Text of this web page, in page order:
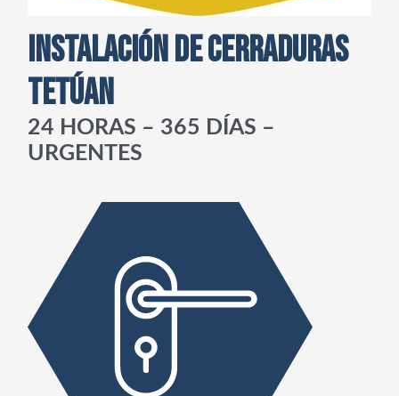
INSTALACIÓN DE CERRADURAS
TETÚAN
24 HORAS – 365 DÍAS –
URGENTES